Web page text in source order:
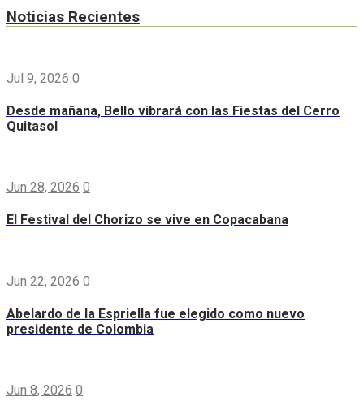
Noticias Recientes
Jul 9, 2026 0
Desde mañana, Bello vibrará con las Fiestas del Cerro
Quitasol
Jun 28, 2026 0
El Festival del Chorizo se vive en Copacabana
Jun 22, 2026 0
Abelardo de la Espriella fue elegido como nuevo
presidente de Colombia
Jun 8, 2026 0